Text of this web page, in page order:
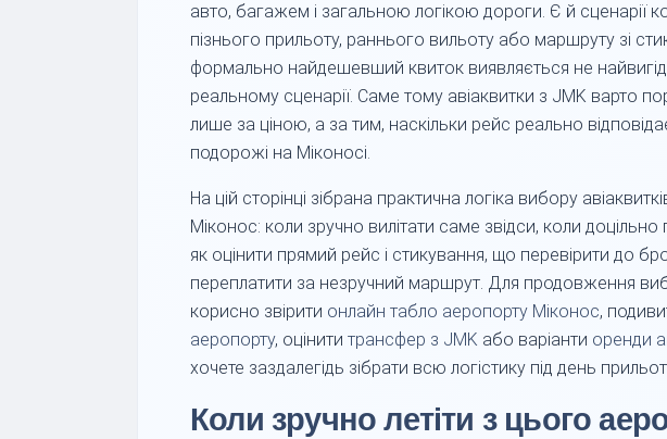
авто, багажем і загальною логікою дороги. Є й сценарії
пізнього прильоту, раннього вильоту або маршруту зі
формально найдешевший квиток виявляється не
реальному сценарії. Саме тому авіаквитки з JMK варто
лише за ціною, а за тим, наскільки рейс реально
подорожі на Міконосі.
На цій сторінці зібрана практична логіка вибору
Міконос: коли зручно вилітати саме звідси, коли доцільно
як оцінити прямий рейс і стикування, що перевірити до
переплатити за незручний маршрут. Для продовження
корисно звірити онлайн табло аеропорту Міконос,
аеропорту, оцінити трансфер з JMK або варіанти оренди
хочете заздалегідь зібрати всю логістику під день
Коли зручно летіти з цього